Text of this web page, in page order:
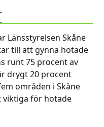
Länsstyrelsen Skåne
till att gynna hotade
runt 75 procent av
drygt 20 procent
områden i Skåne
viktiga för hotade